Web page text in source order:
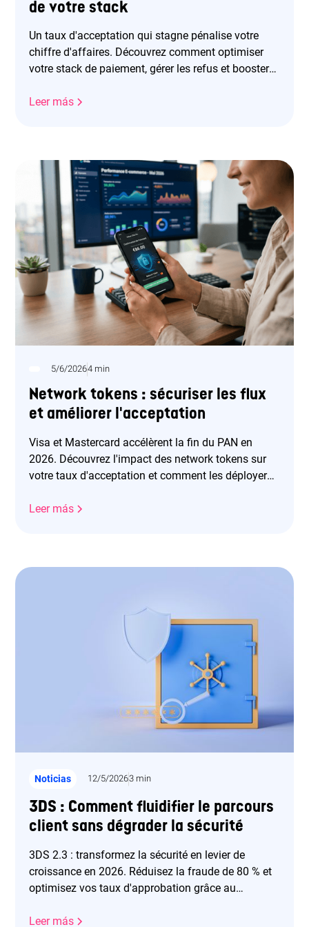
de votre stack
Un taux d'acceptation qui stagne pénalise votre
chiffre d'affaires. Découvrez comment optimiser
votre stack de paiement, gérer les refus et booster
Leer más
5/6/20264 min
Network tokens : sécuriser les flux
et améliorer l'acceptation
Visa et Mastercard accélèrent la fin du PAN en
2026. Découvrez l'impact des network tokens sur
votre taux d'acceptation et comment les déployer
Leer más
Noticias 12/5/20263 min
3DS : Comment fluidifier le parcours
client sans dégrader la sécurité
3DS 2.3 : transformez la sécurité en levier de
croissance en 2026. Réduisez la fraude de 80 % et
optimisez vos taux d'approbation grâce au
Leer más